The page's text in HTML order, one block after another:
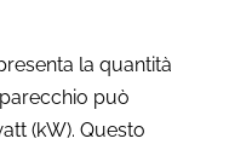
la quantità
può
(kW). Questo